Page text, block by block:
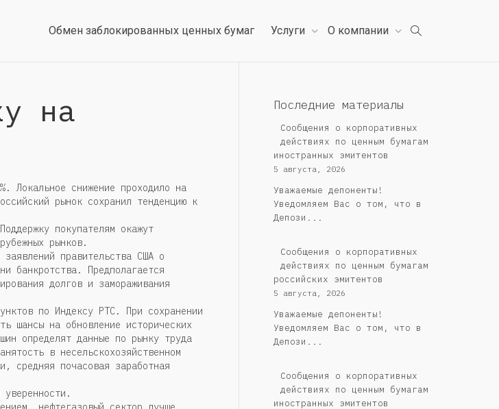
Обмен заблокированных ценных бумаг Услуги О компании
на
Локальное снижение проходило на
рынок сохранил тенденцию к
покупателям окажут
рынков.
правительства США о
банкротства. Предполагается
долгов и замораживания
по Индексу РТС. При сохранении
шансы на обновление исторических
определят данные по рынку труда
в несельскохозяйственном
средняя почасовая заработная
Последние материалы
Сообщения о корпоративных
действиях по ценным бумагам
иностранных эмитентов
5 августа, 2026
Уважаемые депоненты!
Уведомляем Вас о том, что в
Депози...
Cообщения о корпоративных
действиях по ценным бумагам
российских эмитентов
5 августа, 2026
Уважаемые депоненты!
Уведомляем Вас о том, что в
Депози...
Сообщения о корпоративных
действиях по ценным бумагам
иностранных эмитентов